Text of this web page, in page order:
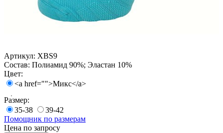
Артикул: XBS9
Состав: Полиамид 90%; Эластан 10%
Цвет:
<a href="">Микс</a>
Размер:
35-38
39-42
Помощник по размерам
Цена по запросу